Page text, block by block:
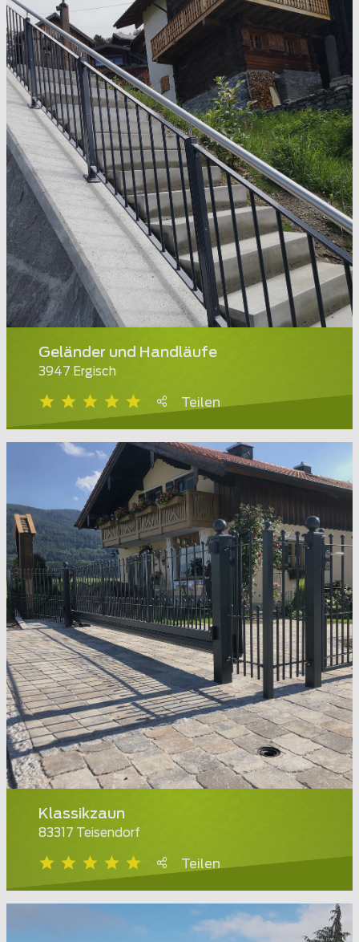
Geländer und Handläufe
3947 Ergisch
Teilen
Klassikzaun
83317 Teisendorf
Teilen